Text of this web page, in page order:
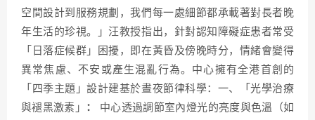
空間設計到服務規劃，我們每一處細節都承載著對長者晚
年生活的珍視。」汪教授指出，針對認知障礙症患者常受
「日落症候群」困擾，即在黃昏及傍晚時分，情緒會變得
異常焦慮、不安或產生混亂行為。中心擁有全港首創的
「四季主題」設計建基於晝夜節律科學：一、「光學治療
與褪黑激素」
：
中心透過調節室內燈光的亮度與色溫（如